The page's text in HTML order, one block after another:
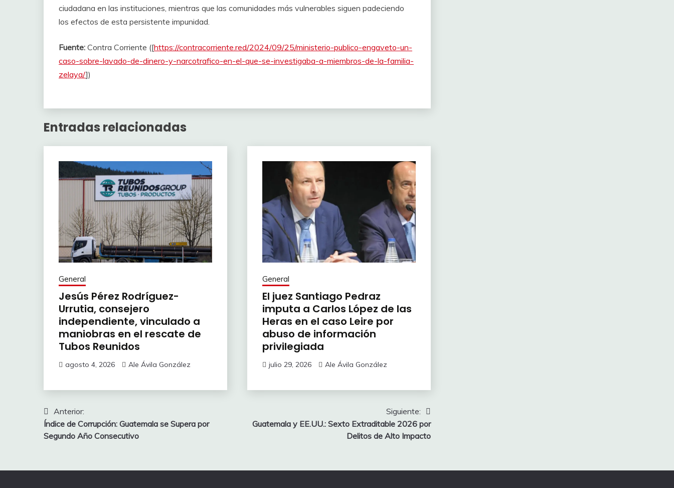
ciudadana en las instituciones, mientras que las comunidades más vulnerables siguen padeciendo
los efectos de esta persistente impunidad.
Fuente: Contra Corriente ([https://contracorriente.red/2024/09/25/ministerio-publico-engaveto-un-
caso-sobre-lavado-de-dinero-y-narcotrafico-en-el-que-se-investigaba-a-miembros-de-la-familia-
zelaya/])
Entradas relacionadas
General
Jesús Pérez Rodríguez-
Urrutia, consejero
independiente, vinculado a
maniobras en el rescate de
Tubos Reunidos
agosto 4, 2026 Ale Ávila González
General
El juez Santiago Pedraz
imputa a Carlos López de las
Heras en el caso Leire por
abuso de información
privilegiada
julio 29, 2026 Ale Ávila González
Navegación
de
Anterior:
Índice de Corrupción: Guatemala se Supera por
Segundo Año Consecutivo
Siguiente:
Guatemala y EE.UU.: Sexto Extraditable 2026 por
Delitos de Alto Impacto